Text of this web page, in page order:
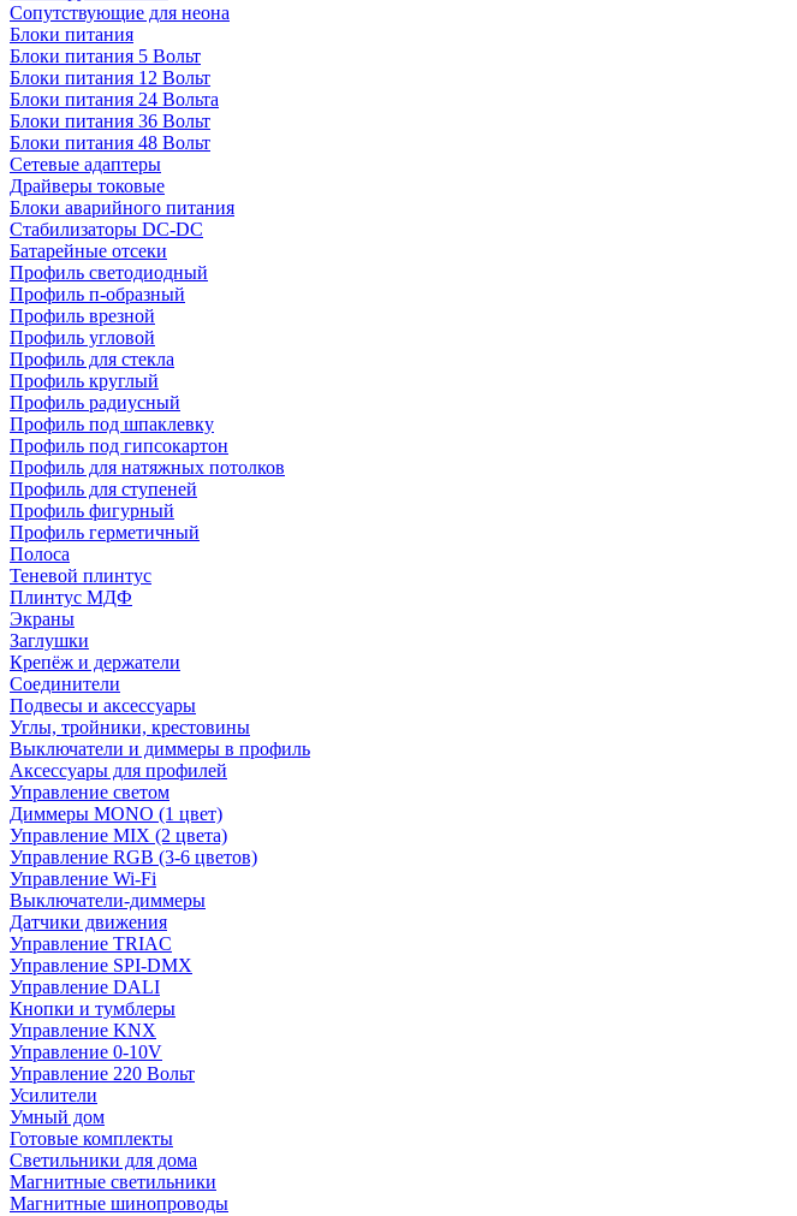
Сопутствующие для неона
Блоки питания
Блоки питания 5 Вольт
Блоки питания 12 Вольт
Блоки питания 24 Вольта
Блоки питания 36 Вольт
Блоки питания 48 Вольт
Сетевые адаптеры
Драйверы токовые
Блоки аварийного питания
Стабилизаторы DC-DC
Батарейные отсеки
Профиль светодиодный
Профиль п-образный
Профиль врезной
Профиль угловой
Профиль для стекла
Профиль круглый
Профиль радиусный
Профиль под шпаклевку
Профиль под гипсокартон
Профиль для натяжных потолков
Профиль для ступеней
Профиль фигурный
Профиль герметичный
Полоса
Теневой плинтус
Плинтус МДФ
Экраны
Заглушки
Крепёж и держатели
Соединители
Подвесы и аксессуары
Углы, тройники, крестовины
Выключатели и диммеры в профиль
Аксессуары для профилей
Управление светом
Диммеры MONO (1 цвет)
Управление MIX (2 цвета)
Управление RGB (3-6 цветов)
Управление Wi-Fi
Выключатели-диммеры
Датчики движения
Управление TRIAC
Управление SPI-DMX
Управление DALI
Кнопки и тумблеры
Управление KNX
Управление 0-10V
Управление 220 Вольт
Усилители
Умный дом
Готовые комплекты
Светильники для дома
Магнитные светильники
Магнитные шинопроводы